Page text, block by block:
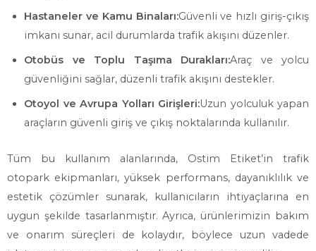
Hastaneler ve Kamu Binaları:Güvenli ve hızlı giriş-çıkış
imkanı sunar, acil durumlarda trafik akışını düzenler.
Otobüs ve Toplu Taşıma Durakları:Araç ve yolcu
güvenliğini sağlar, düzenli trafik akışını destekler.
Otoyol ve Avrupa Yolları Girişleri:Uzun yolculuk yapan
araçların güvenli giriş ve çıkış noktalarında kullanılır.
Tüm bu kullanım alanlarında, Ostim Etiket’in trafik
otopark ekipmanları, yüksek performans, dayanıklılık ve
estetik çözümler sunarak, kullanıcıların ihtiyaçlarına en
uygun şekilde tasarlanmıştır. Ayrıca, ürünlerimizin bakım
ve onarım süreçleri de kolaydır, böylece uzun vadede